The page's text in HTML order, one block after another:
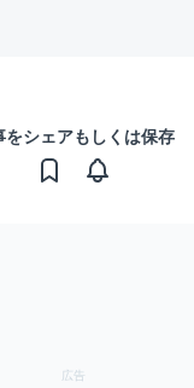
をシェアもしくは保存